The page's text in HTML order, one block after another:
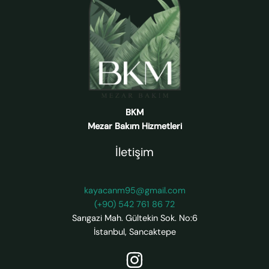
BKM
Mezar Bakım Hizmetleri
İletişim
kayacanm95@gmail.com
(+90) 542 761 86 72
Sarıgazi Mah. Gültekin Sok. No:6
İstanbul, Sancaktepe